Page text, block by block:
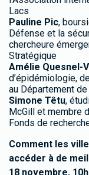
Lacs
Pauline Pic,
Défense et la
chercheure
Stratégique
Amélie Quesnel-
d’épidémiologie,
au Département
Simone Têtu,
McGill et membre
Fonds de
Comment les
accéder à de
18 novembre,